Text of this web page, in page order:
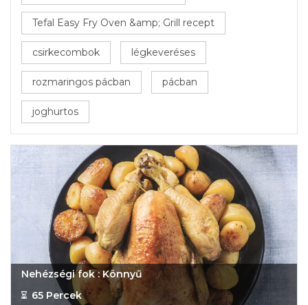
Tefal Easy Fry Oven &amp; Grill recept
csirkecombok légkeveréses
rozmaringos pácban pácban
joghurtos
Nehézségi fok : Könnyű
65 Percek